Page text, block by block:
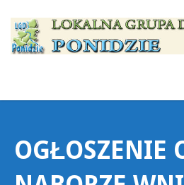
Menu
OGŁOSZENIE